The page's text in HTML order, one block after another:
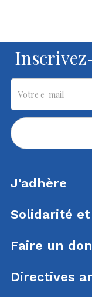
J'adhère
Solidarité
Faire un
Directives